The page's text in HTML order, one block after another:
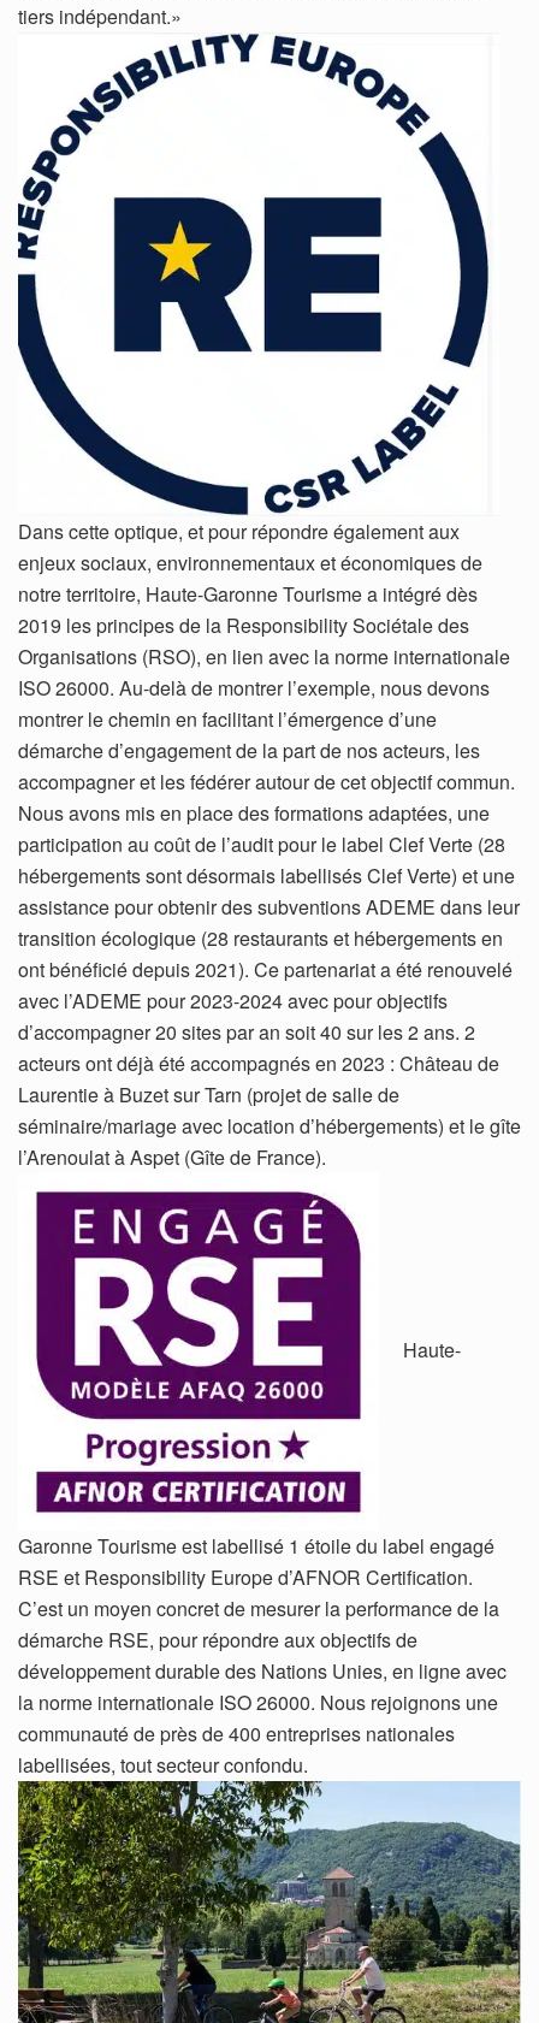
tiers indépendant.»
Dans cette optique, et pour répondre également aux
enjeux sociaux, environnementaux et économiques de
notre territoire, Haute-Garonne Tourisme a intégré dès
2019 les principes de la Responsibility Sociétale des
Organisations (RSO), en lien avec la norme internationale
ISO 26000. Au-delà de montrer l’exemple, nous devons
montrer le chemin en facilitant l’émergence d’une
démarche d’engagement de la part de nos acteurs, les
accompagner et les fédérer autour de cet objectif commun.
Nous avons mis en place des formations adaptées, une
participation au coût de l’audit pour le label Clef Verte (28
hébergements sont désormais labellisés Clef Verte) et une
assistance pour obtenir des subventions ADEME dans leur
transition écologique (28 restaurants et hébergements en
ont bénéficié depuis 2021). Ce partenariat a été renouvelé
avec l’ADEME pour 2023-2024 avec pour objectifs
d’accompagner 20 sites par an soit 40 sur les 2 ans. 2
acteurs ont déjà été accompagnés en 2023 : Château de
Laurentie à Buzet sur Tarn (projet de salle de
séminaire/mariage avec location d’hébergements) et le gîte
l’Arenoulat à Aspet (Gîte de France).
Haute-
Garonne Tourisme est labellisé 1 étoile du label engagé
RSE et Responsibility Europe d’AFNOR Certification.
C’est un moyen concret de mesurer la performance de la
démarche RSE, pour répondre aux objectifs de
développement durable des Nations Unies, en ligne avec
la norme internationale ISO 26000. Nous rejoignons une
communauté de près de 400 entreprises nationales
labellisées, tout secteur confondu.